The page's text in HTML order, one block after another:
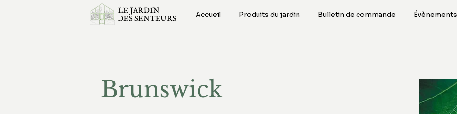
Accueil Produits du jardin Bulletin de commande Évènements
Brunswick